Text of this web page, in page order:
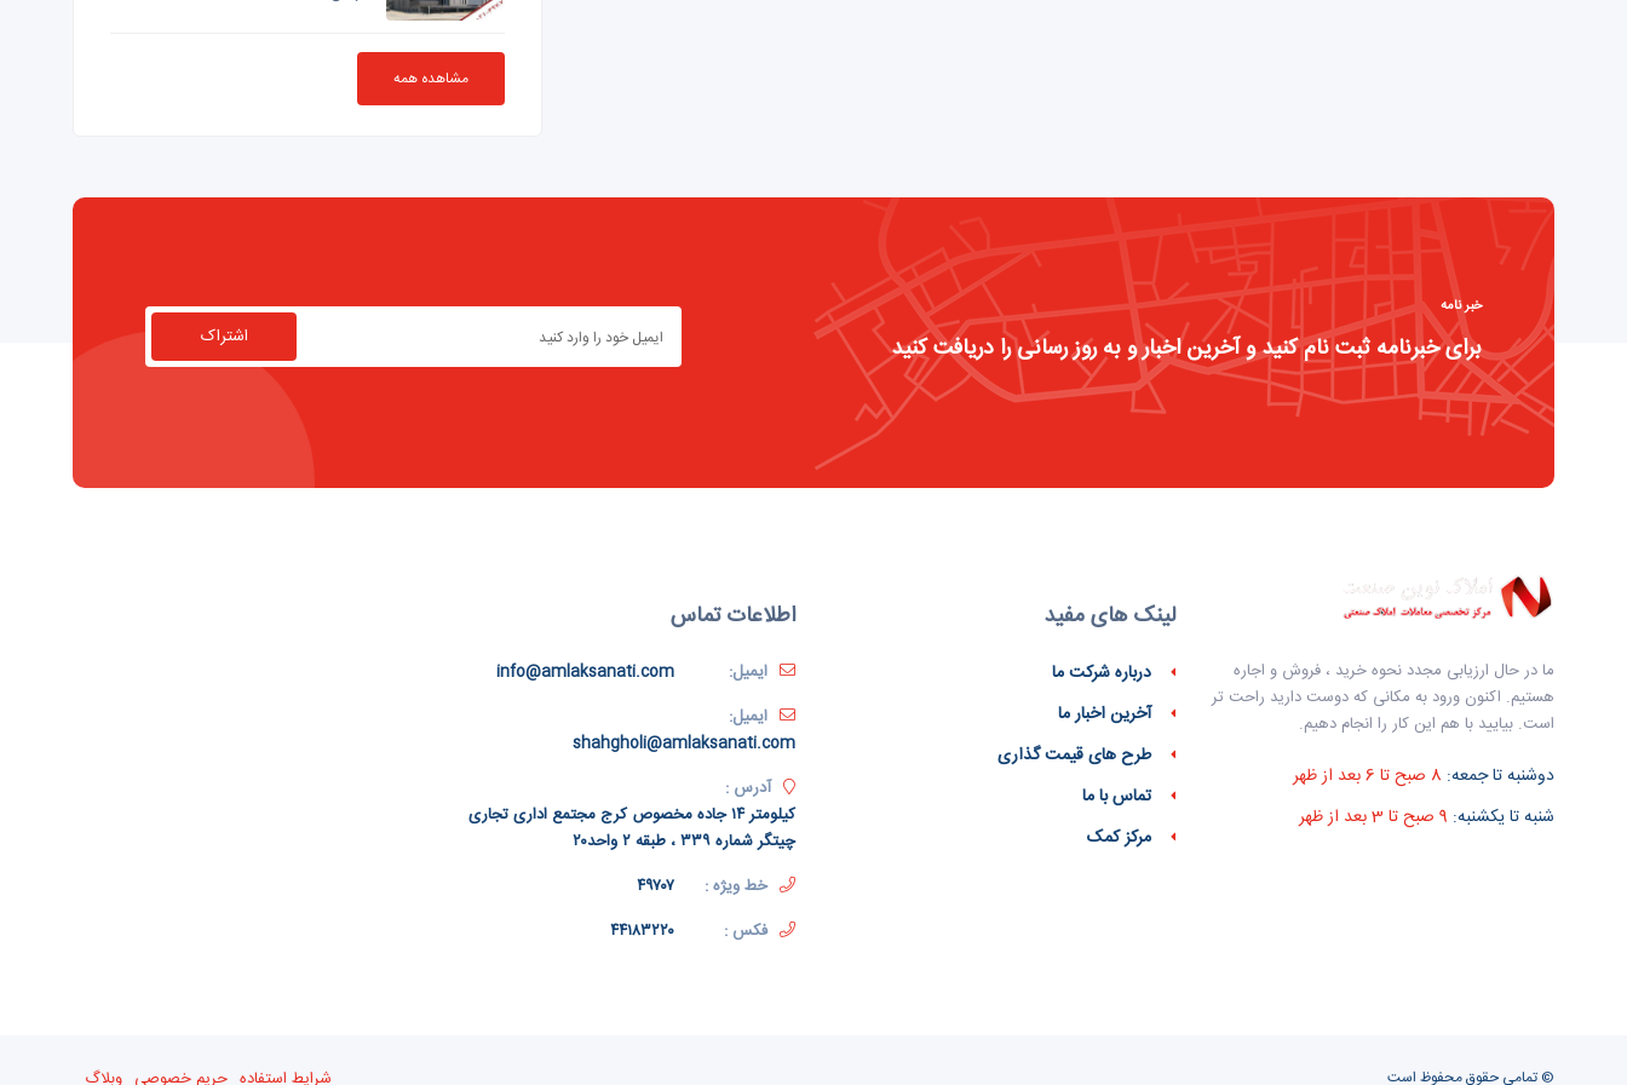
مشاهده همه
خبر نامه
برای خبرنامه ثبت نام کنید و آخرین اخبار و به روز رسانی را دریافت کنید اشتراک
ما در حال ارزیابی مجدد نحوه خرید ، فروش و اجاره
هستیم. اکنون ورود به مکانی که دوست دارید راحت تر
است. بیایید با هم این کار را انجام دهیم.
دوشنبه تا جمعه:
شنبه تا یکشنبه:
لینک های مفید
درباره شرکت ما
آخرین اخبار ما
طرح های قیمت گذاری
تماس با ما
مرکز کمک
اطلاعات تماس
ایمیل:
info@amlaksanati.com
ایمیل:
shahgholi@amlaksanati.com
آدرس :
کیلومتر ۱۴ جاده مخصوص کرج مجتمع اداری تجاری
چیتگر شماره ۳۳۹ ، طبقه ۲ واحد۲۰
خط ویژه :
۴۹۷۰۷
فکس :
۴۴۱۸۳۲۲۰
© تمامی حقوق محفوظ است شرایط استفاده حریم خصوصی وبلاگ